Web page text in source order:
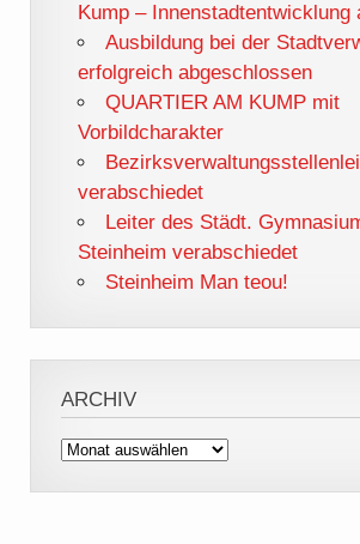
Kump – Innenstadtentwicklung
Ausbildung bei der
erfolgreich abgeschlossen
QUARTIER AM KUMP mit
Vorbildcharakter
verabschiedet
Leiter des Städt.
Steinheim verabschiedet
Steinheim Man teou!
ARCHIV
Archiv